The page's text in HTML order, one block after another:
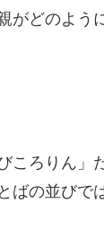
がどのよう
ころりん」
ばの並びで